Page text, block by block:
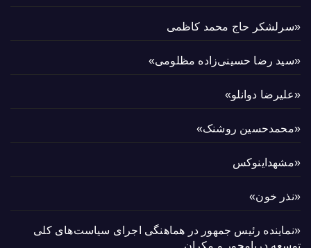
«سرلشکر حاج محمد کاظمی
«سید رضا حسینی‌زاده مظلومی»
«علیرضا دوانلو»
«محمدحسین روشنک»
«مشهداینوکس
«نذر خون»
«نماینده رئیس جمهور در هماهنگی اجرای سیاست‌های کلی
توسعه دریامحور و مکران